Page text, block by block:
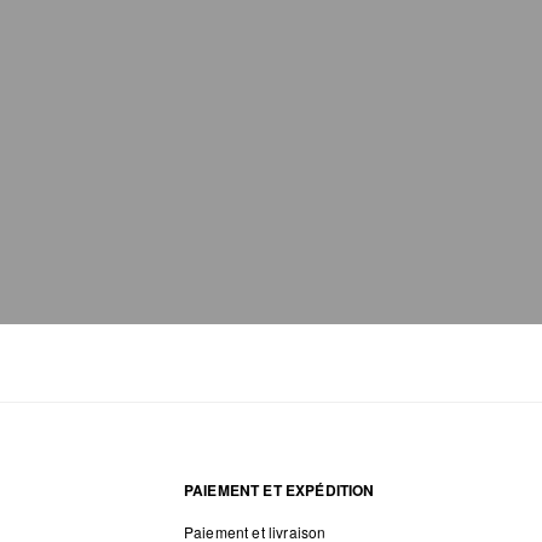
PAIEMENT ET EXPÉDITION
Paiement et livraison